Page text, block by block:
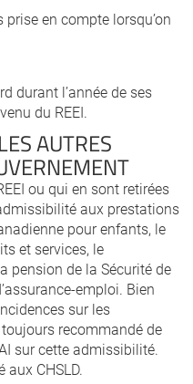
en compte lorsqu’on
durant l’année de ses
du REEI.
AUTRES
ou qui en sont retirées
aux prestations
pour enfants, le
et services, le
pension de la Sécurité de
emploi. Bien
sur les
recommandé de
sur cette admissibilité.
CHSLD.